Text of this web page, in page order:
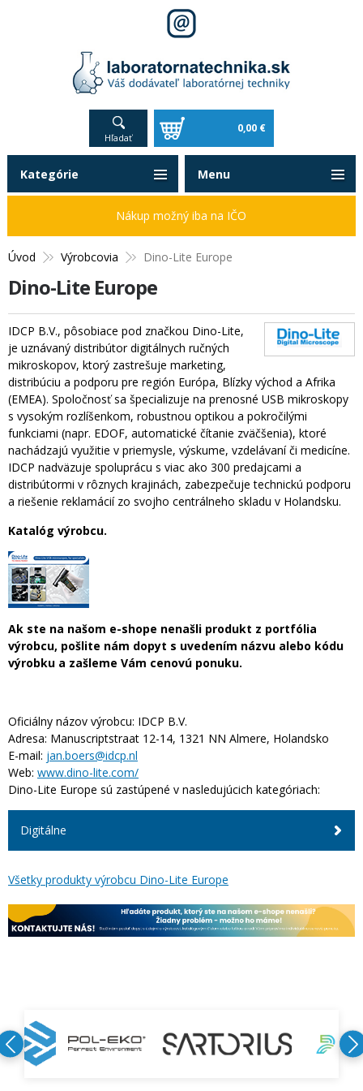
Hľadať
0,00 €
Úvod Výrobcovia Dino-Lite Europe
Dino-Lite Europe
IDCP B.V., pôsobiace pod značkou Dino-Lite,
je uznávaný distribútor digitálnych ručných
mikroskopov, ktorý zastrešuje marketing,
distribúciu a podporu pre región Európa, Blízky východ a Afrika
(EMEA). Spoločnosť sa špecializuje na prenosné USB mikroskopy
s vysokým rozlíšenkom, robustnou optikou a pokročilými
funkciami (napr. EDOF, automatické čítanie zväčšenia), ktoré
nachádzajú využitie v priemysle, výskume, vzdelávaní či medicíne.
IDCP nadväzuje spoluprácu s viac ako 300 predajcami a
distribútormi v rôznych krajinách, zabezpečuje technickú podporu
a riešenie reklamácií zo svojho centrálneho skladu v Holandsku.
Katalóg výrobcu.
Ak ste na našom e-shope nenašli produkt z portfólia
výrobcu, pošlite nám dopyt s uvedením názvu alebo kódu
výrobku a zašleme Vám cenovú ponuku.
Oficiálny názov výrobcu: IDCP B.V.
Adresa: Manuscriptstraat 12-14, 1321 NN Almere, Holandsko
E-mail: jan.boers@idcp.nl
Web: www.dino-lite.com/
Dino-Lite Europe sú zastúpené v nasledujúcich kategóriach:
Digitálne
Všetky produkty výrobcu Dino-Lite Europe
Kategórie
Nákup možný iba na IČO
Menu